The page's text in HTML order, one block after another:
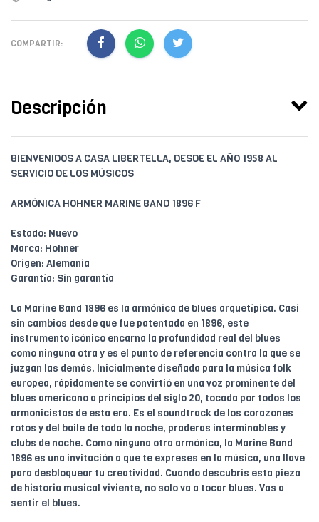
COMPARTIR:
Descripción
BIENVENIDOS A CASA LIBERTELLA, DESDE EL AÑO 1958 AL
SERVICIO DE LOS MÚSICOS
ARMÓNICA HOHNER MARINE BAND 1896 F
Estado: Nuevo
Marca: Hohner
Origen: Alemania
Garantía: Sin garantía
La Marine Band 1896 es la armónica de blues arquetípica. Casi
sin cambios desde que fue patentada en 1896, este
instrumento icónico encarna la profundidad real del blues
como ninguna otra y es el punto de referencia contra la que se
juzgan las demás. Inicialmente diseñada para la música folk
europea, rápidamente se convirtió en una voz prominente del
blues americano a principios del siglo 20, tocada por todos los
armonicistas de esta era. Es el soundtrack de los corazones
rotos y del baile de toda la noche, praderas interminables y
clubs de noche. Como ninguna otra armónica, la Marine Band
1896 es una invitación a que te expreses en la música, una llave
para desbloquear tu creatividad. Cuando descubrís esta pieza
de historia musical viviente, no solo va a tocar blues. Vas a
sentir el blues.